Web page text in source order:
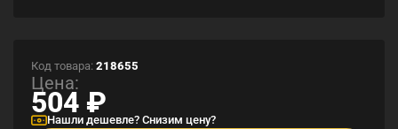
Код товара: 218655
Цена:
504 ₽
Нашли дешевле? Снизим цену?